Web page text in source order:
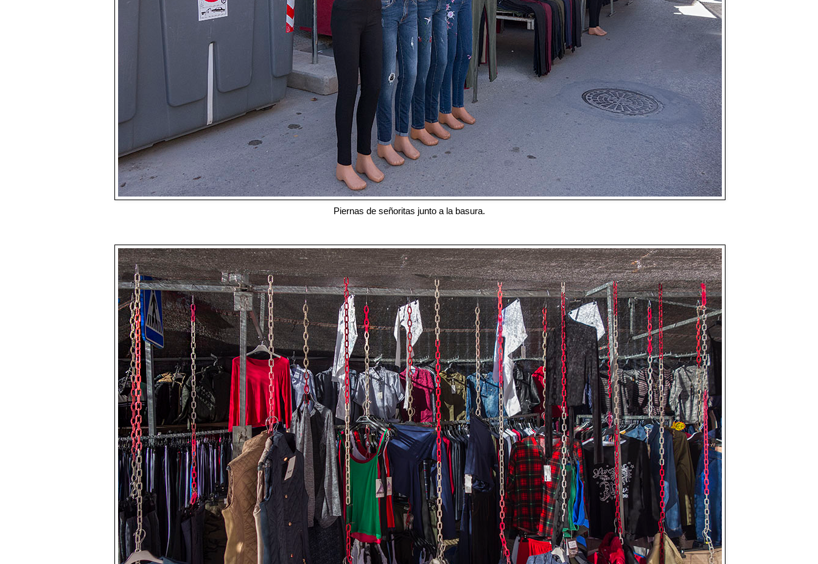
Piernas de señoritas junto a la basura.